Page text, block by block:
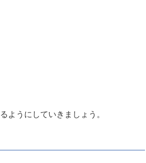
ようにしていきましょう。